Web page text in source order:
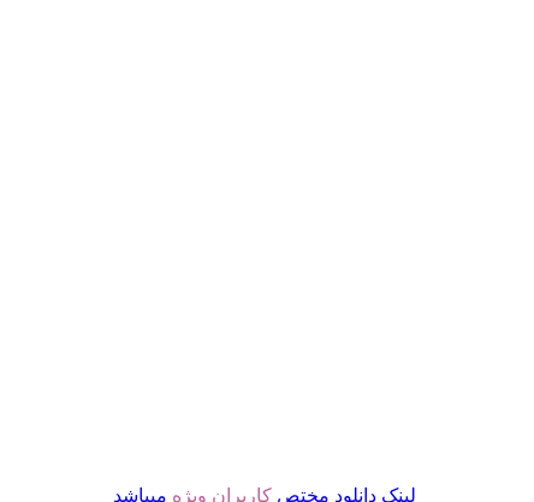
لینک دانلود مختص کاربران ویژه میباشد